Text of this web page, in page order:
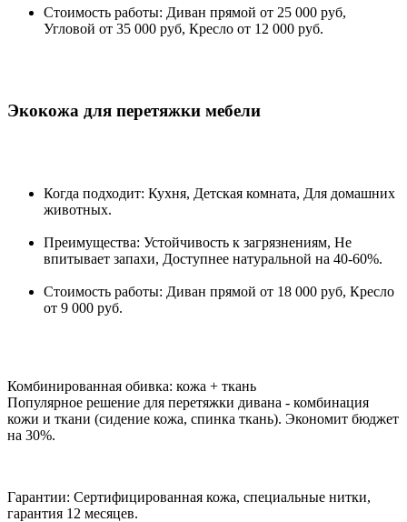
Стоимость работы: Диван прямой от 25 000 руб,
Угловой от 35 000 руб, Кресло от 12 000 руб.
Экокожа для перетяжки мебели
Когда подходит: Кухня, Детская комната, Для домашних
животных.
Преимущества: Устойчивость к загрязнениям, Не
впитывает запахи, Доступнее натуральной на 40-60%.
Стоимость работы: Диван прямой от 18 000 руб, Кресло
от 9 000 руб.
Комбинированная обивка: кожа + ткань
Популярное решение для перетяжки дивана - комбинация
кожи и ткани (сидение кожа, спинка ткань). Экономит бюджет
на 30%.
Гарантии: Сертифицированная кожа, специальные нитки,
гарантия 12 месяцев.